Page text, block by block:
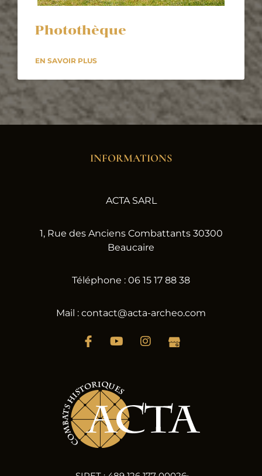
Photothèque
EN SAVOIR PLUS
INFORMATIONS
ACTA SARL
1, Rue des Anciens Combattants 30300
Beaucaire
Téléphone : 06 15 17 88 38
Mail : contact@acta-archeo.com